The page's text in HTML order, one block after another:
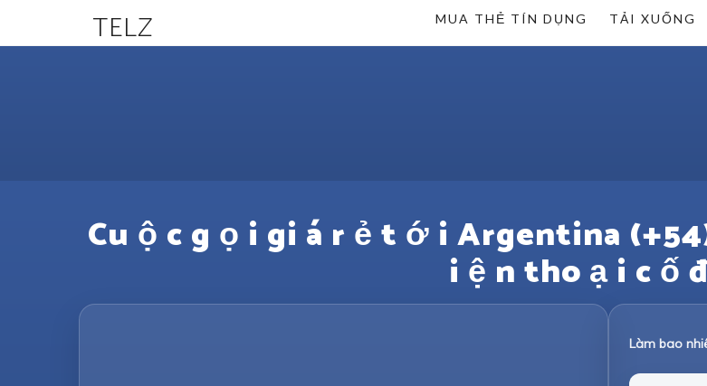
TELZ MUA THẺ TÍN DỤNG TẢI XUỐNG
Cu ộ c g ọ i gi á r ẻ t ớ i Argentina
i ệ n tho ạ i c ố
Làm bao